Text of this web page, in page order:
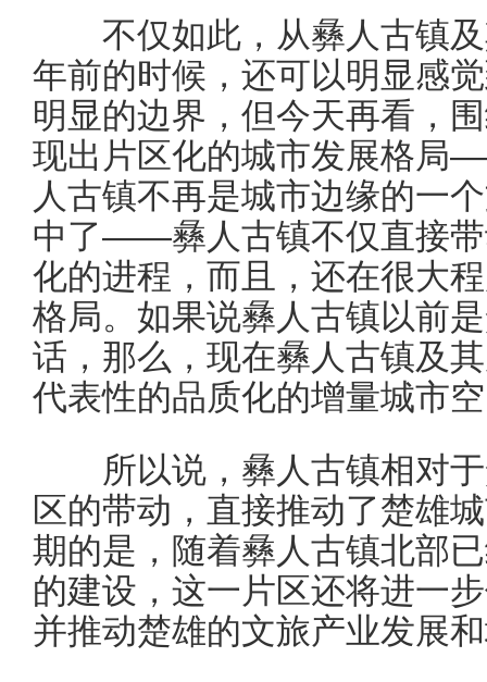
不仅如此，从彝人古镇及
年前的时候，还可以明显感
明显的边界，但今天再看，
现出片区化的城市发展格局
人古镇不再是城市边缘的一
中了——彝人古镇不仅直接
化的进程，而且，还在很大
格局。如果说彝人古镇以前
话，那么，现在彝人古镇及
代表性的品质化的增量城市
所以说，彝人古镇相对于
区的带动，直接推动了楚雄
期的是，随着彝人古镇北部
的建设，这一片区还将进一
并推动楚雄的文旅产业发展